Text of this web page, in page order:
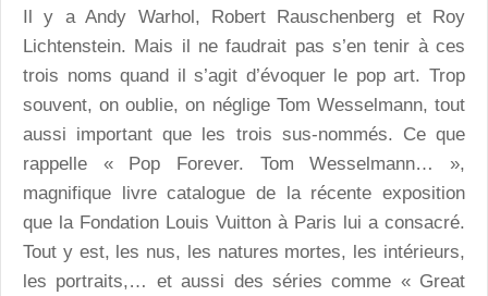
Il y a Andy Warhol, Robert Rauschenberg et Roy
Lichtenstein. Mais il ne faudrait pas s’en tenir à ces
trois noms quand il s’agit d’évoquer le pop art. Trop
souvent, on oublie, on néglige Tom Wesselmann, tout
aussi important que les trois sus-nommés. Ce que
rappelle « Pop Forever. Tom Wesselmann… »,
magnifique livre catalogue de la récente exposition
que la Fondation Louis Vuitton à Paris lui a consacré.
Tout y est, les nus, les natures mortes, les intérieurs,
les portraits,… et aussi des séries comme « Great